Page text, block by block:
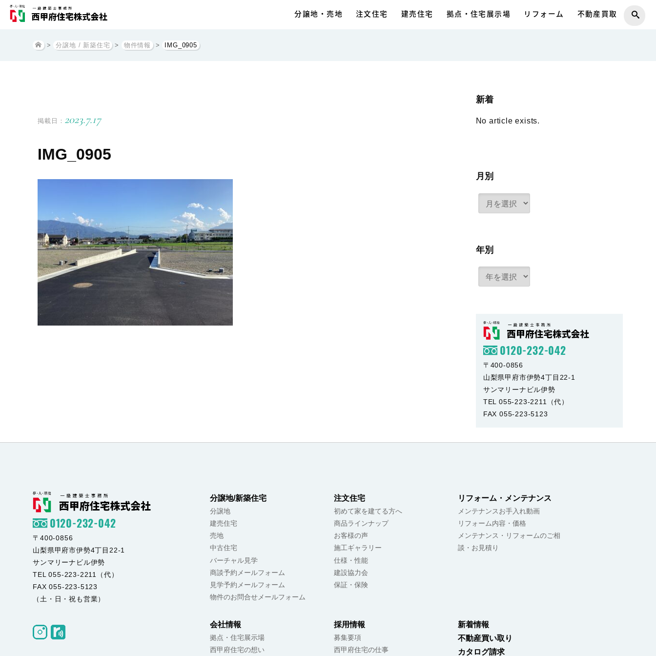
分譲地・売地 注文住宅 建売住宅 拠点・住宅展示場 リフォーム 不動産買取
> 分譲地 / 新築住宅 > 物件情報 > IMG_0905
掲載日： 2023.7.17
IMG_0905
新着
No article exists.
月別
年別
0120-232-042
〒400-0856
山梨県甲府市伊勢4丁目22-1
サンマリーナビル伊勢
TEL 055-223-2211（代）
FAX 055-223-5123
分譲地/新築住宅
分譲地
建売住宅
売地
中古住宅
バーチャル見学
商談予約メールフォーム
見学予約メールフォーム
物件のお問合せメールフォーム
注文住宅
初めて家を建てる方へ
商品ラインナップ
お客様の声
施工ギャラリー
仕様・性能
建設協力会
保証・保険
リフォーム・メンテナンス
メンテナンスお手入れ動画
リフォーム内容・価格
メンテナンス・リフォームのご相
談・お見積り
会社情報
拠点・住宅展示場
西甲府住宅の想い
採用情報
募集要項
西甲府住宅の仕事
新着情報
不動産買い取り
カタログ請求
0120-232-042
〒400-0856
山梨県甲府市伊勢4丁目22-1
サンマリーナビル伊勢
TEL 055-223-2211（代）
FAX 055-223-5123
（土・日・祝も営業）